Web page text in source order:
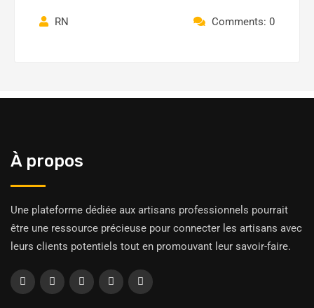
RN Comments: 0
À propos
Une plateforme dédiée aux artisans professionnels pourrait
être une ressource précieuse pour connecter les artisans avec
leurs clients potentiels tout en promouvant leur savoir-faire.